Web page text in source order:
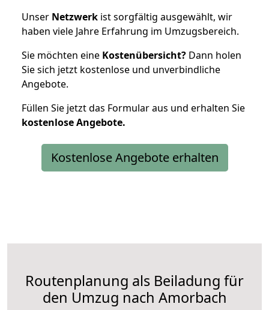
Unser Netzwerk ist sorgfältig ausgewählt, wir
haben viele Jahre Erfahrung im Umzugsbereich.
Sie möchten eine Kostenübersicht? Dann holen
Sie sich jetzt kostenlose und unverbindliche
Angebote.
Füllen Sie jetzt das Formular aus und erhalten Sie
kostenloseAngebote.
Kostenlose Angebote erhalten
Routenplanung als Beiladung für
den Umzug nach Amorbach